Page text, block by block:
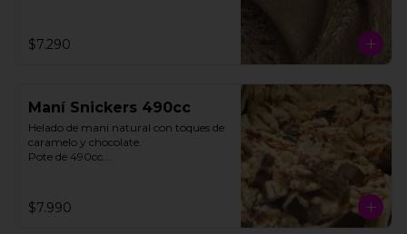
$7.290
Maní Snickers 490cc
Helado de mani natural con toques de
caramelo y chocolate.
Pote de 490cc.
$7.990